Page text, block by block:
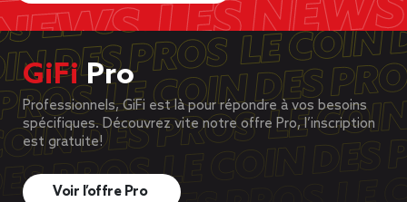
GiFiPro
Professionnels, GiFi est là pour répondre à vos besoins
spécifiques. Découvrez vite notre offre Pro, l’inscription
est gratuite!
Voir l’offre Pro